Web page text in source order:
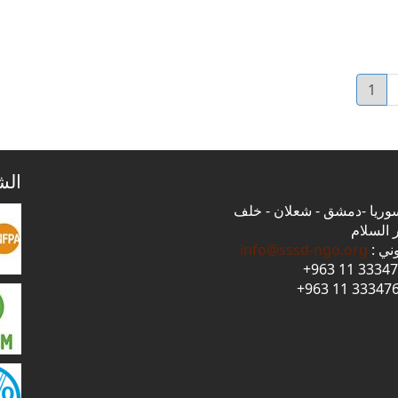
Current
page
1
سوريا -دمشق - شعلان - خلف
السلام
:
info@sssd-ngo.org